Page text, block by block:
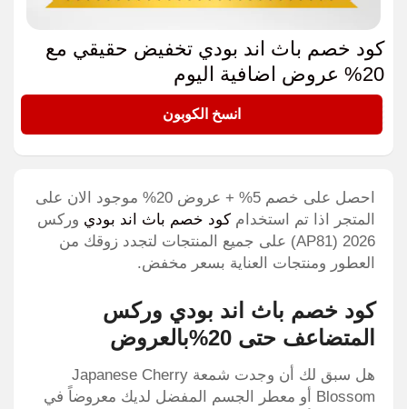
كود خصم باث اند بودي تخفيض حقيقي مع
20% عروض اضافية اليوم
انسخ الكوبون
احصل على خصم 5% + عروض 20% موجود الان على
المتجر اذا تم استخدام كود خصم باث اند بودي وركس
2026 (AP81) على جميع المنتجات لتجدد زوقك من
العطور ومنتجات العناية بسعر مخفض.
كود خصم باث اند بودي وركس
المتضاعف حتى 20%بالعروض
هل سبق لك أن وجدت شمعة Japanese Cherry
Blossom أو معطر الجسم المفضل لديك معروضاً في